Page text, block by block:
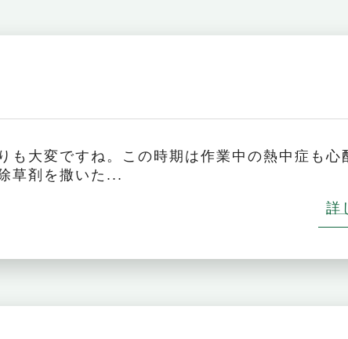
も大変ですね。この時期は作業中の熱中症も心
草剤を撒いた...
詳